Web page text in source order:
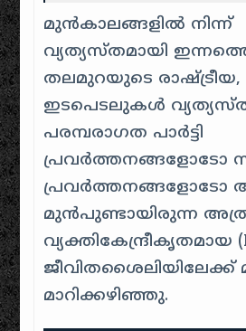
മുൻകാലങ്ങളിൽ നിന്ന്
വ്യത്യസ്തമായി
തലമുറയുടെ
ഇടപെടലുകൾ
പരമ്പരാഗത പാർട്ടി
പ്രവർത്തനങ്ങളോടോ
പ്രവർത്തനങ്ങളോടോ
മുൻപുണ്ടായിരുന്ന അത്ര
വ്യക്തികേന്ദ്രീകൃതമായ
ജീവിതശൈലിയിലേക്ക്
മാറിക്കഴിഞ്ഞു.